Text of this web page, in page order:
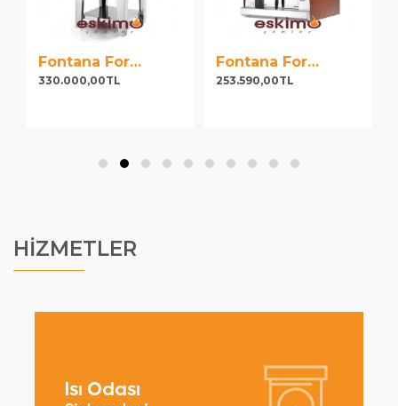
Fontana Forni Margherita Appoggio Rosso Pizza Fırını
253.590,00TL
Fontana Forni Margherita Appoggio Antrasit Pizza Fırını
253.590,00TL
HİZMETLER